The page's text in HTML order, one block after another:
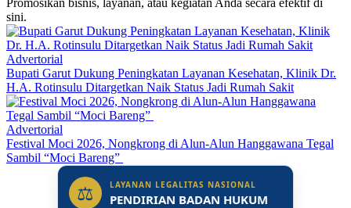
Promosikan bisnis, layanan, atau kegiatan Anda secara efektif di
sini.
Advertorial
Bupati Garut Dukung Peningkatan Layanan Kesehatan, Klinik Dr.
H.A. Rotinsulu Ditargetkan Naik Status Jadi Rumah Sakit
Advertorial
Festival Moci 2026, Nongkrong di Alun-Alun Hanggawana Tegal
Sambil “Moci Bareng”
⚖ LAYANAN LEGALITAS NASIONAL
PENDIRIAN BADAN HUKUM